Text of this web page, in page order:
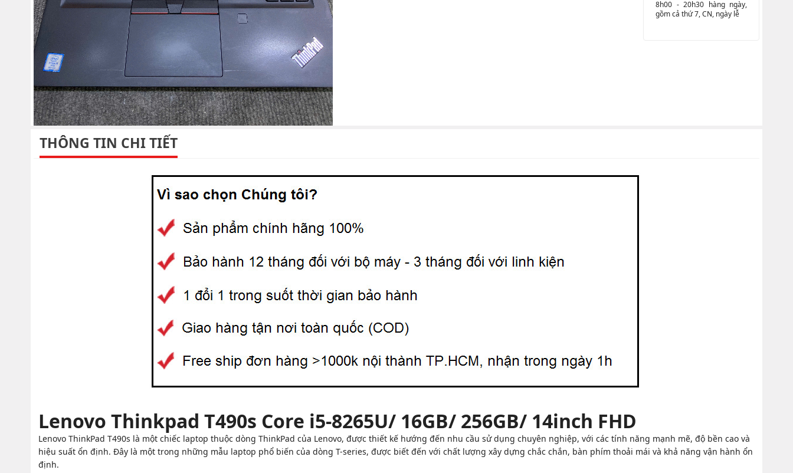
8h00 - 20h30 hàng ngày,
gồm cả thứ 7, CN, ngày lễ
THÔNG TIN CHI TIẾT
Lenovo Thinkpad T490s Core i5-8265U/ 16GB/ 256GB/ 14inch FHD
Lenovo ThinkPad T490s là một chiếc laptop thuộc dòng ThinkPad của Lenovo, được thiết kế hướng đến nhu cầu sử dụng chuyên nghiệp, với các tính năng mạnh mẽ, độ bền cao và
hiệu suất ổn định. Đây là một trong những mẫu laptop phổ biến của dòng T-series, được biết đến với chất lượng xây dựng chắc chắn, bàn phím thoải mái và khả năng vận hành ổn
định.